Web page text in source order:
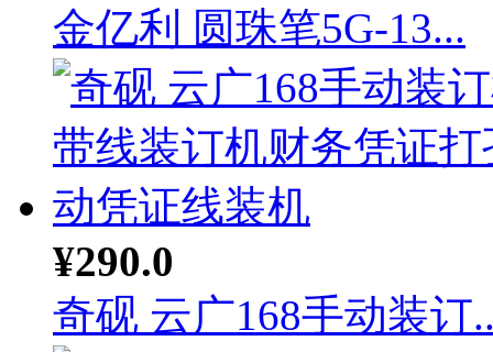
金亿利 圆珠笔5G-13...
¥290.0
奇砚 云广168手动装订